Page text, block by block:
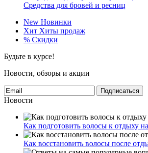
Средства для бровей и ресниц
New Новинки
Хит Хиты продаж
% Скидки
Будьте в курсе!
Новости, обзоры и акции
Подписаться
Новости
Как подготовить волосы к отдыху
Как восстановить волосы после